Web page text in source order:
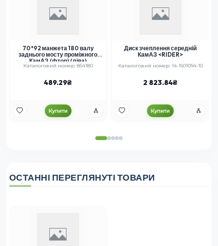
70*92 манжета 180 валу
заднього мосту проміжного
КамАЗ (фтор) (ліва)
Каталоговий номер: 864180
489.29
Купити
Диск зчеплення середній
КамАЗ <RIDER>
Каталоговий номер: 14-1601094-10
2 823.84
Купити
ОСТАННІ ПЕРЕГЛЯНУТІ ТОВАРИ